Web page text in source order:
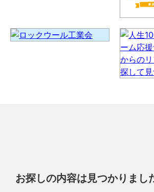
お探しの内容は見つかりまし